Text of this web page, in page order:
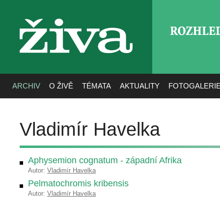
živa
ARCHIV O ŽIVĚ TÉMATA AKTUALITY
Vladimír Havelka
Aphysemion cognatum - západní Afrika
Autor: Vladimír Havelka
Pelmatochromis kribensis
Autor: Vladimír Havelka